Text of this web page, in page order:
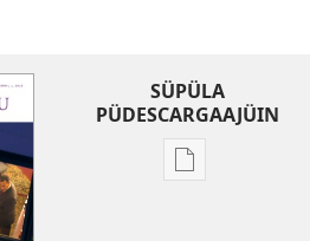
SÜPÜLA
PÜDESCARGAAJÜIN
Opciones